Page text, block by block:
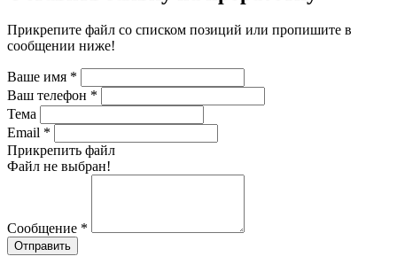
Прикрепите файл со списком позиций или пропишите в
сообщении ниже!
Ваше имя *
Ваш телефон *
Тема
Email *
Прикрепить файл
Файл не выбран!
Сообщение *
Отправить